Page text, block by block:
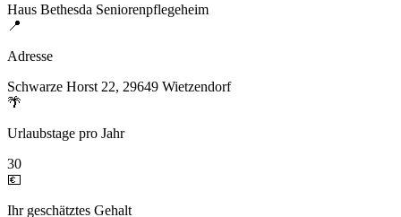
Haus Bethesda Seniorenpflegeheim
📍
Adresse
Schwarze Horst 22, 29649 Wietzendorf
🌴
Urlaubstage pro Jahr
30
💶
Ihr geschätztes Gehalt